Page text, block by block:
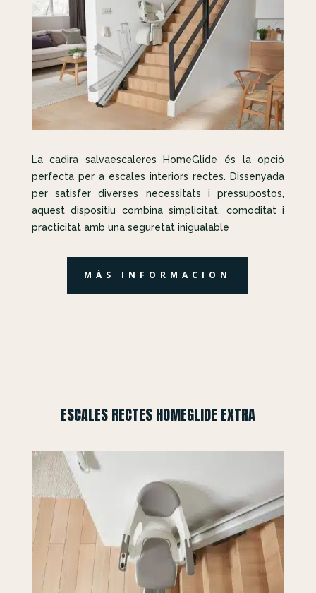
La cadira salvaescaleres HomeGlide és la opció
perfecta per a escales interiors rectes. Dissenyada
per satisfer diverses necessitats i pressupostos,
aquest dispositiu combina simplicitat, comoditat i
practicitat amb una seguretat inigualable
MÁS INFORMACION
ESCALES RECTES HOMEGLIDE EXTRA